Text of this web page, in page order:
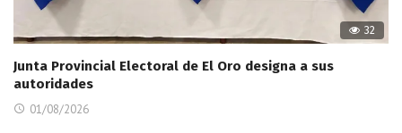
32
Junta Provincial Electoral de El Oro designa a sus
autoridades
01/08/2026